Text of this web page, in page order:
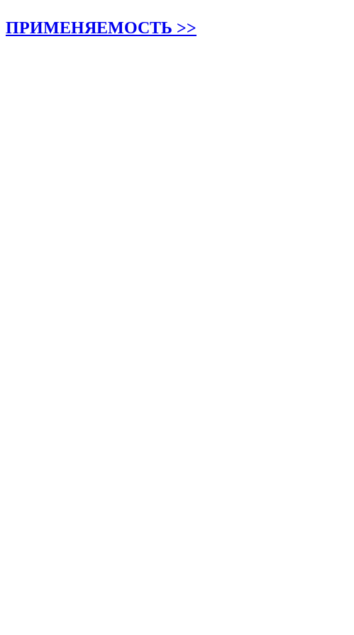
ПРИМЕНЯЕМОСТЬ >>